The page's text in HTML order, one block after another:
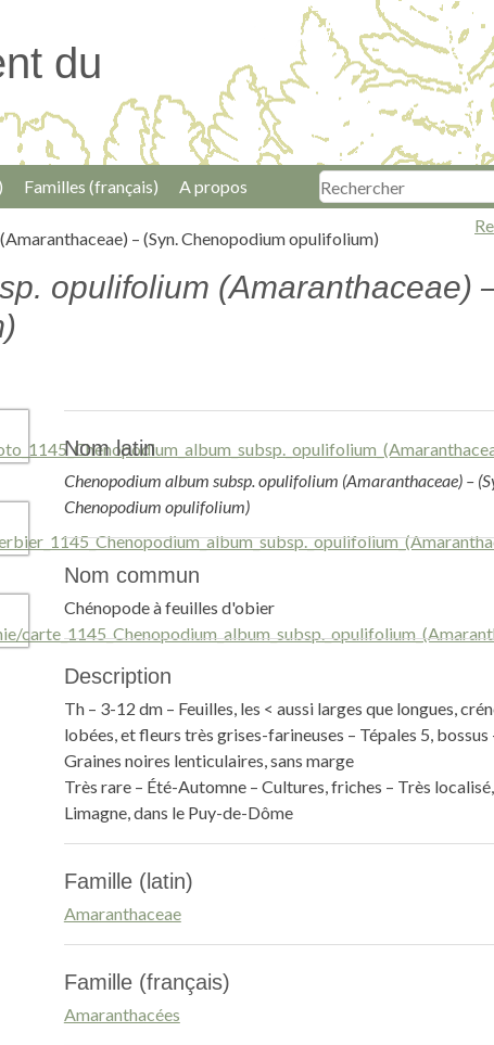
du
Familles (français) A propos
– (Syn. Chenopodium opulifolium)
opulifolium (Amaranthaceae)
Nom latin
Chenopodium album subsp. opulifolium (Amaranthaceae) –
Chenopodium opulifolium)
Nom commun
Chénopode à feuilles d'obier
Description
Th – 3-12 dm – Feuilles, les < aussi larges que longues,
lobées, et fleurs très grises-farineuses – Tépales 5, bossus
Graines noires lenticulaires, sans marge
Très rare – Été-Automne – Cultures, friches – Très
Limagne, dans le Puy-de-Dôme
Famille (latin)
Amaranthaceae
Famille (français)
Amaranthacées